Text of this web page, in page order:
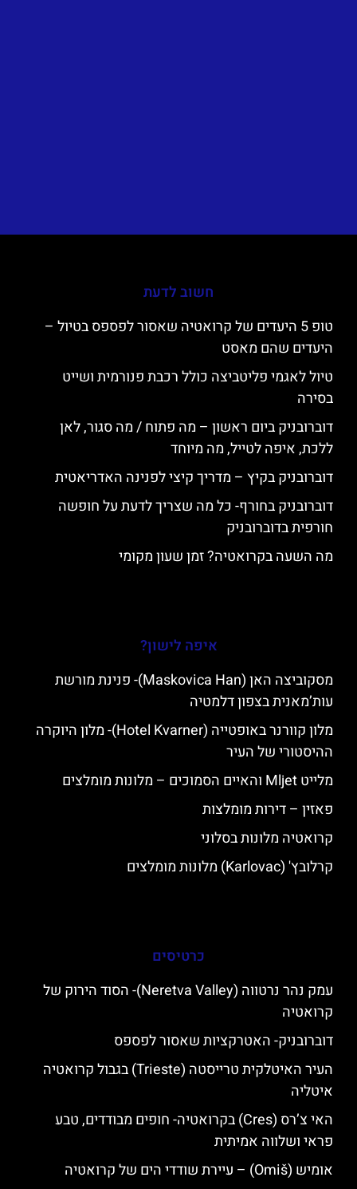
חשוב לדעת
טופ 5 היעדים של קרואטיה שאסור לפספס בטיול –
היעדים שהם מאסט
טיול לאגמי פליטביצה כולל רכבת פנורמית ושייט
בסירה
דוברובניק ביום ראשון – מה פתוח / מה סגור, לאן
ללכת, איפה לטייל, מה מיוחד
דוברובניק בקיץ – מדריך קיצי לפנינה האדריאטית
דוברובניק בחורף- כל מה שצריך לדעת על חופשה
חורפית בדוברובניק
מה השעה בקרואטיה? זמן שעון מקומי
איפה לישון?
מסקוביצה האן (Maskovica Han)- פנינת מורשת
עות’מאנית בצפון דלמטיה
מלון קוורנר באופטייה (Hotel Kvarner)- מלון היוקרה
ההיסטורי של העיר
מלייט Mljet והאיים הסמוכים – מלונות מומלצים
פאזין – דירות מומלצות
קרואטיה מלונות בסלוני
קרלובץ' (Karlovac) מלונות מומלצים
כרטיסים
עמק נהר נרטווה (Neretva Valley)- הסוד הירוק של
קרואטיה
דוברובניק- האטרקציות שאסור לפספס
העיר האיטלקית טרייסטה (Trieste) בגבול קרואטיה
איטליה
האי צ’רס (Cres) בקרואטיה- חופים מבודדים, טבע
פראי ושלווה אמיתית
אומיש (Omiš) – עיירת שודדי הים של קרואטיה